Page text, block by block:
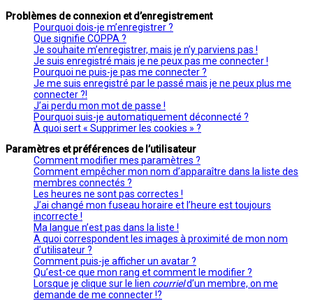
Problèmes de connexion et d’enregistrement
Pourquoi dois-je m’enregistrer ?
Que signifie COPPA ?
Je souhaite m’enregistrer, mais je n’y parviens pas !
Je suis enregistré mais je ne peux pas me connecter !
Pourquoi ne puis-je pas me connecter ?
Je me suis enregistré par le passé mais je ne peux plus me
connecter ?!
J’ai perdu mon mot de passe !
Pourquoi suis-je automatiquement déconnecté ?
À quoi sert « Supprimer les cookies » ?
Paramètres et préférences de l’utilisateur
Comment modifier mes paramètres ?
Comment empêcher mon nom d’apparaître dans la liste des
membres connectés ?
Les heures ne sont pas correctes !
J’ai changé mon fuseau horaire et l’heure est toujours
incorrecte !
Ma langue n’est pas dans la liste !
A quoi correspondent les images à proximité de mon nom
d’utilisateur ?
Comment puis-je afficher un avatar ?
Qu’est-ce que mon rang et comment le modifier ?
Lorsque je clique sur le lien courrield’un membre, on me
demande de me connecter !?